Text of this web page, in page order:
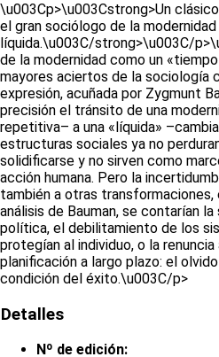
\u003Cp>\u003Cstrong>Un
el gran sociólogo de la modernidad
líquida.\u003C/strong>\u003C/
de la modernidad como un
mayores aciertos de la sociología
expresión, acuñada por Zygmunt
precisión el tránsito de una
repetitiva– a una «líquida»
estructuras sociales ya no
solidificarse y no sirven como
acción humana. Pero la
también a otras
análisis de Bauman, se contarían
política, el debilitamiento de los
protegían al individuo, o la
planificación a largo plazo: el
condición del éxito.\u003C/p>
Detalles
Nº de edición: